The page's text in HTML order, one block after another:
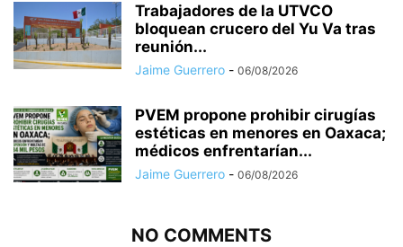
Trabajadores de la UTVCO
bloquean crucero del Yu Va tras
reunión...
Jaime Guerrero - 06/08/2026
PVEM propone prohibir cirugías
estéticas en menores en Oaxaca;
médicos enfrentarían...
Jaime Guerrero - 06/08/2026
NO COMMENTS